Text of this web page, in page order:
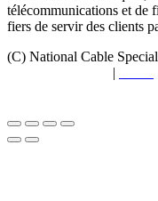
télécommunications et de
fiers de servir des clients
(C) National Cable
|